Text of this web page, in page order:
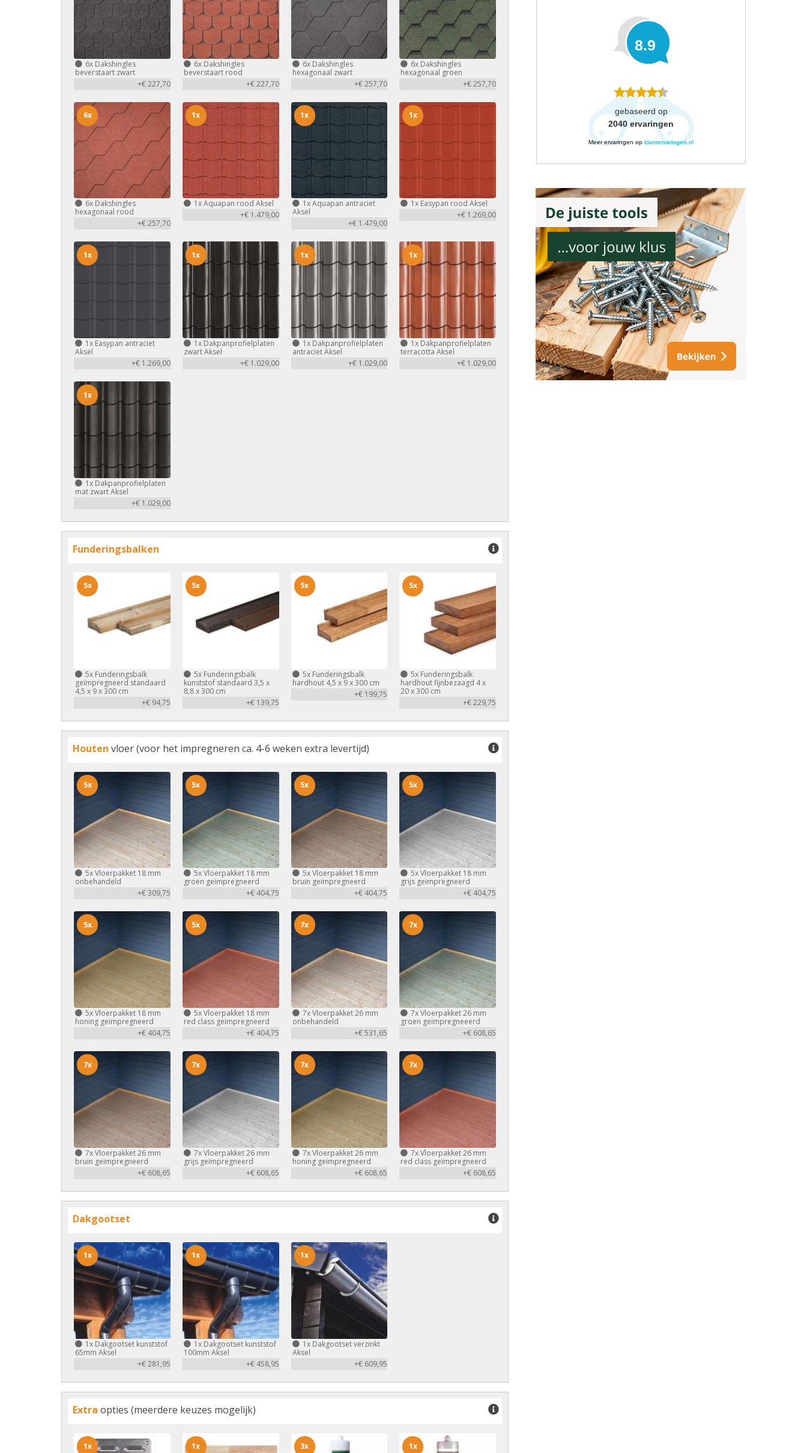
6x Dakshingles
beverstaart zwart
+€ 227,70
6xDakshingles
beverstaart rood
+€ 227,70
6xDakshingles
hexagonaal zwart
+€ 257,70
6x Dakshingles
hexagonaal groen
+€ 257,70
6x Dakshingles
hexagonaal rood
+€ 257,70
6x
1xAquapan rood Aksel
+€ 1.479,00
1x
1xAquapan antraciet
Aksel
+€ 1.479,00
1x
1x Easypan rood Aksel
+€ 1.269,00
1x
1x Easypan antraciet
Aksel
+€ 1.269,00
1x
1xDakpanprofielplaten
zwart Aksel
+€ 1.029,00
1x
1xDakpanprofielplaten
antraciet Aksel
+€ 1.029,00
1x
1x Dakpanprofielplaten
terracotta Aksel
+€ 1.029,00
1x
1x Dakpanprofielplaten
mat zwart Aksel
+€ 1.029,00
1x
Funderingsbalken
5x Funderingsbalk
geïmpregneerd standaard
4,5 x 9 x 300 cm
+€ 94,75
5x
5xFunderingsbalk
kunststof standaard 3,5 x
8,8 x 300 cm
+€ 139,75
5x
5xFunderingsbalk
hardhout 4,5 x 9 x 300 cm
+€ 199,75
5x
5x Funderingsbalk
hardhout fijnbezaagd 4 x
20 x 300 cm
+€ 229,75
5x
Houten vloer (voor het impregneren ca. 4-6 weken extra levertijd)
5xVloerpakket 18 mm
onbehandeld
+€ 309,75
5x
5xVloerpakket 18 mm
groen geïmpregneerd
+€ 404,75
5x
5xVloerpakket 18 mm
bruin geïmpregneerd
+€ 404,75
5x
5xVloerpakket 18 mm
grijs geïmpregneerd
+€ 404,75
5x
5xVloerpakket 18 mm
honing geïmpregneerd
+€ 404,75
5x
5xVloerpakket 18 mm
red class geïmpregneerd
+€ 404,75
5x
7xVloerpakket 26 mm
onbehandeld
+€ 531,65
7x
7xVloerpakket 26 mm
groen geïmpregneeerd
+€ 608,65
7x
7xVloerpakket 26 mm
bruin geïmpregneerd
+€ 608,65
7x
7xVloerpakket 26 mm
grijs geïmpregneerd
+€ 608,65
7x
7xVloerpakket 26 mm
honing geïmpregneerd
+€ 608,65
7x
7xVloerpakket 26 mm
red class geïmpregneerd
+€ 608,65
7x
Dakgootset
1x Dakgootset kunststof
65mm Aksel
+€ 281,95
1x
1xDakgootset kunststof
100mm Aksel
+€ 458,95
1x
1xDakgootset verzinkt
Aksel
+€ 609,95
1x
Extra opties (meerdere keuzes mogelijk)
1x 1x 3x 1x
8.9
gebaseerd op
2040 ervaringen
Meer ervaringen op klantervaringen.nl